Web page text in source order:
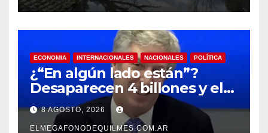
ECONOMIA INTERNACIONALES NACIONALES POLÍTICA
¿“En algún lado están”?
Desaparecen 4 billones y el
presidente del BCRA
responde con una risita
8 AGOSTO, 2026
ELMEGAFONODEQUILMES.COM.AR